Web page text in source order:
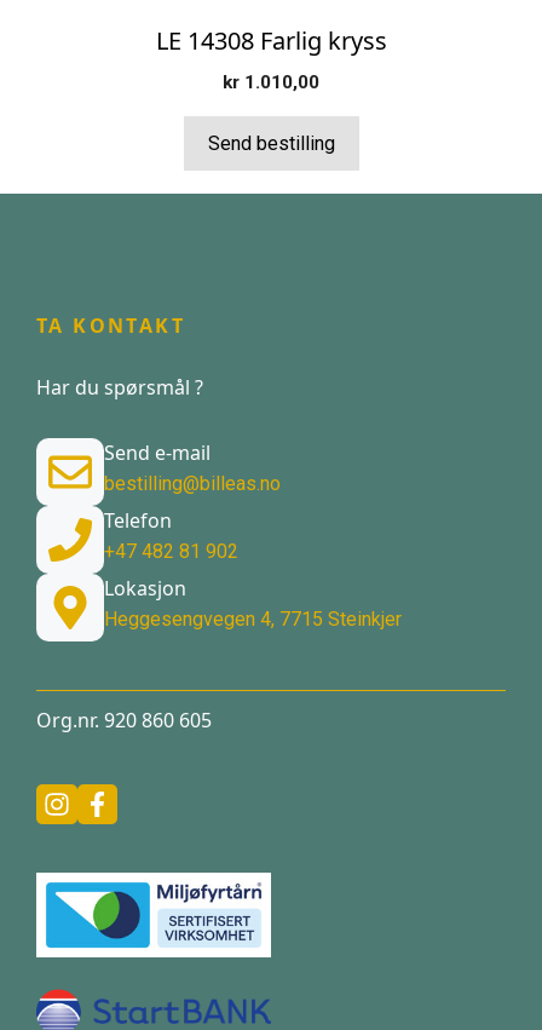
LE 14308 Farlig kryss
kr 1.010,00
Send bestilling
TA KONTAKT
Har du spørsmål ?
Send e-mail
bestilling@billeas.no
Telefon
+47 482 81 902
Lokasjon
Heggesengvegen 4, 7715 Steinkjer
Org.nr. 920 860 605